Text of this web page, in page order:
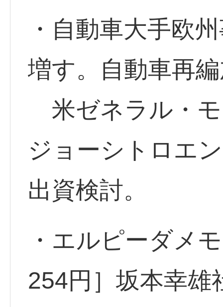
・自動車大手欧
増す。自動車再
米ゼネラル・
ジョーシトロエ
出資検討。
・エルピーダメ
254円］坂本幸雄